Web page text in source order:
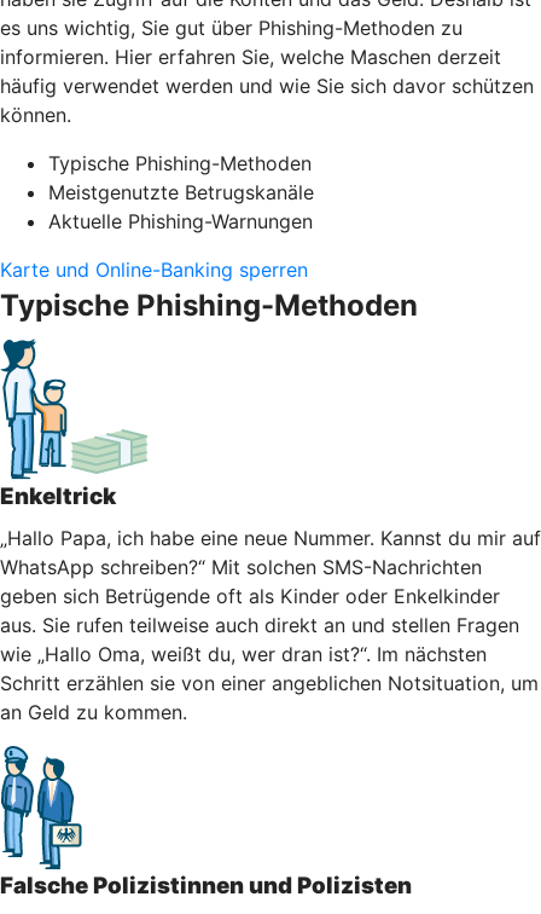
es uns wichtig, Sie gut über Phishing-Methoden zu
informieren. Hier erfahren Sie, welche Maschen derzeit
häufig verwendet werden und wie Sie sich davor schützen
können.
Typische Phishing-Methoden
Meistgenutzte Betrugskanäle
Aktuelle Phishing-Warnungen
Karte und Online-Banking sperren
Typische Phishing-Methoden
Enkeltrick
„Hallo Papa, ich habe eine neue Nummer. Kannst du mir auf
WhatsApp schreiben?“ Mit solchen SMS-Nachrichten
geben sich Betrügende oft als Kinder oder Enkelkinder
aus. Sie rufen teilweise auch direkt an und stellen Fragen
wie „Hallo Oma, weißt du, wer dran ist?“. Im nächsten
Schritt erzählen sie von einer angeblichen Notsituation, um
an Geld zu kommen.
Falsche Polizistinnen und Polizisten